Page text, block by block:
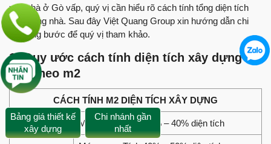
xây nhà ở Gò vấp, quý vị cần hiểu rõ cách tính tổng diện tích
xây dựng nhà. Sau đây Việt Quang Group xin hướng dẫn chi
tiết từng bước để quý vị tham khảo.
1. Quy ước cách tính diện tích xây dựng
nhà theo m2
CÁCH TÍNH M2 DIỆN TÍCH XÂY DỰNG
Móng Nhà Móng đơn: Tính 30% – 40% diện tích
Bảng giá thiết kế
xây dựng
Chi nhánh gần
nhất